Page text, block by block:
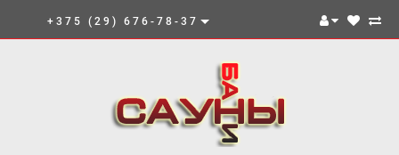
+375 (29) 676-78-37